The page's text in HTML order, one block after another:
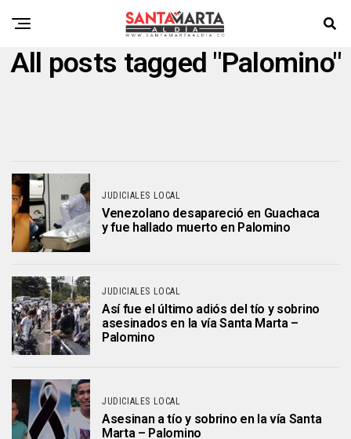
All posts tagged "Palomino"
JUDICIALES LOCAL
Venezolano desapareció en Guachaca
y fue hallado muerto en Palomino
JUDICIALES LOCAL
Así fue el último adiós del tío y sobrino
asesinados en la vía Santa Marta –
Palomino
JUDICIALES LOCAL
Asesinan a tío y sobrino en la vía Santa
Marta – Palomino